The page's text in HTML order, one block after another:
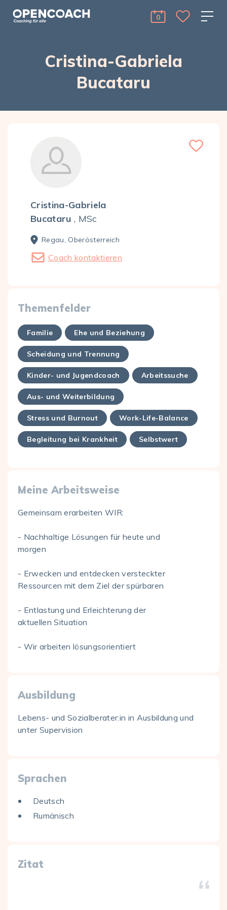
Open Coach
0
Cristina-Gabriela
Bucataru
Cristina-Gabriela
Bucataru , MSc
Regau, Ober­österreich
Coach kontaktieren
Themenfelder
Familie Ehe und Beziehung
Scheidung und Trennung
Kinder- und Jugendcoach Arbeitssuche
Aus- und Weiterbildung
Stress und Burnout Work-Life-Balance
Begleitung bei Krankheit Selbstwert
Meine Arbeitsweise
Gemeinsam erarbeiten WIR:
- Nachhaltige Lösungen für heute und
morgen
- Erwecken und entdecken versteckter
Ressourcen mit dem Ziel der spürbaren
- Entlastung und Erleichterung der
aktuellen Situation
- Wir arbeiten lösungsorientiert
Ausbildung
Lebens- und Sozialberater:in in Ausbildung und
unter Supervision
Sprachen
Deutsch
Rumänisch
Zitat